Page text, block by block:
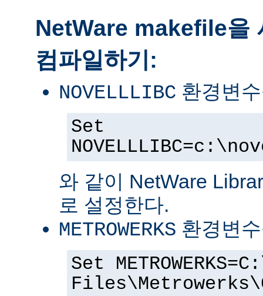
NetWare makefile을
컴파일하기:
NOVELLLIBC 환경변
Set
와 같이 NetWare
로 설정한다.
METROWERKS 환경변
Set